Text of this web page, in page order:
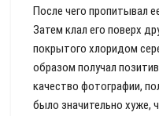
После чего пропитывал
Затем клал его поверх
покрытого хлоридом
образом получал
качество фотографии,
было значительно хуже,